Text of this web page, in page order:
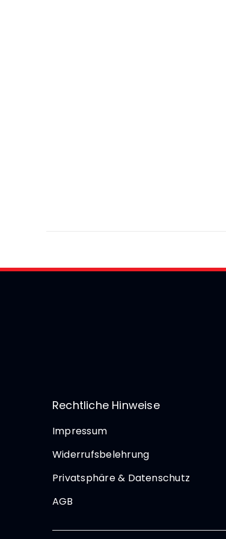
Rechtliche Hinweise
Impressum
Widerrufsbelehrung
Privatsphäre & Datenschutz
AGB